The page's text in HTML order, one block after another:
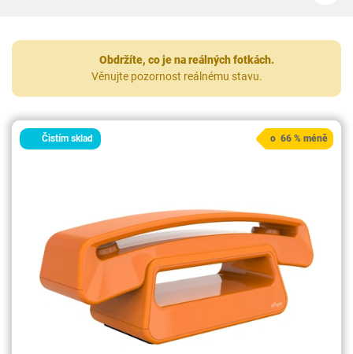
Obdržíte, co je na reálných fotkách.
Věnujte pozornost reálnému stavu.
Čistím sklad o 66 % méně